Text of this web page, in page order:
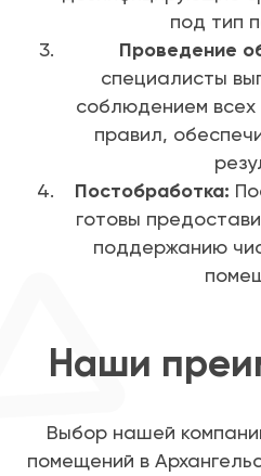
под тип
Проведение
специалисты
соблюдением
правил,
Постобработка:
готовы
поддержанию
Наши
Выбор нашей
помещений в